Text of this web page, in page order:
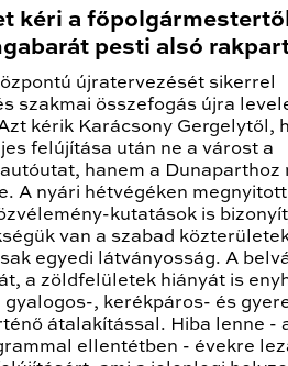
kéri a
pesti alsó
újratervezését sikerrel
szakmai összefogás újra
kérik Karácsony Gergelytől,
felújítása után ne a várost a
hanem a Dunaparthoz
A nyári hétvégéken megnyitott
kutatások is
van a szabad
egyedi látványosság. A
a zöldfelületek hiányát is
, kerékpáros- és
átalakítással. Hiba lenne -
ellentétben - évekre